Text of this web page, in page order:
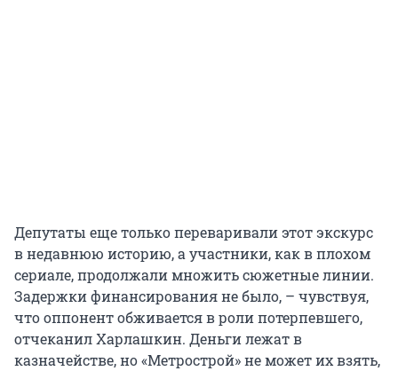
Депутаты еще только переваривали этот экскурс
в недавнюю историю, а участники, как в плохом
сериале, продолжали множить сюжетные линии.
Задержки финансирования не было, – чувствуя,
что оппонент обживается в роли потерпевшего,
отчеканил Харлашкин. Деньги лежат в
казначействе, но «Метрострой» не может их взять,